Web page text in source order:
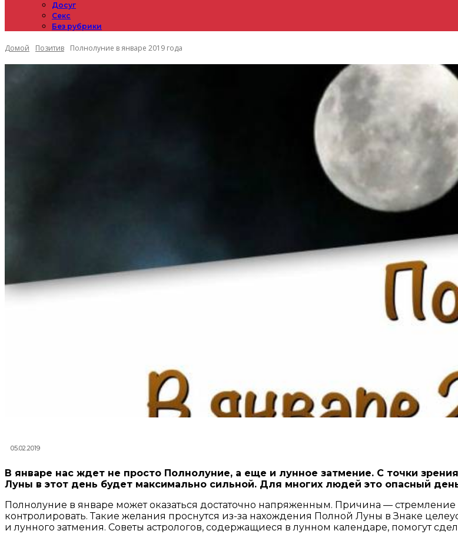
Досуг
Секс
Без рубрики
Домой Позитив Полнолуние в январе 2019 года
05.02.2019
В январе нас ждет не просто Полнолуние, а еще и лунное затмение. С точки
Луны в этот день будет максимально сильной. Для многих людей это опасный
Полнолуние в январе может оказаться достаточно напряженным. Причина — стремление
контролировать. Такие желания проснутся из-за нахождения Полной Луны в Знаке
и лунного затмения. Советы астрологов, содержащиеся в лунном календаре, помогут